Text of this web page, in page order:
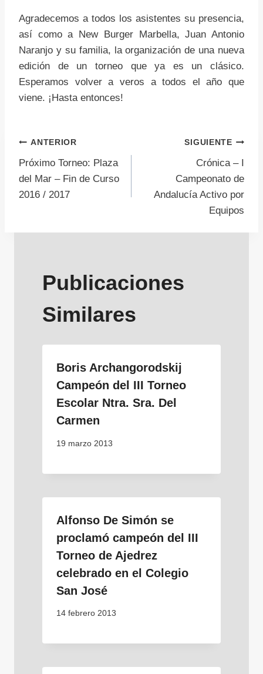
Agradecemos a todos los asistentes su presencia,
así como a New Burger Marbella, Juan Antonio
Naranjo y su familia, la organización de una nueva
edición de un torneo que ya es un clásico.
Esperamos volver a veros a todos el año que
viene. ¡Hasta entonces!
Navegación
de
ANTERIOR
Próximo Torneo: Plaza
del Mar – Fin de Curso
2016 / 2017
SIGUIENTE
Crónica – I
Campeonato de
Andalucía Activo por
Equipos
Publicaciones
Similares
Boris Archangorodskij
Campeón del III Torneo
Escolar Ntra. Sra. Del
Carmen
19 marzo 2013
Alfonso De Simón se
proclamó campeón del III
Torneo de Ajedrez
celebrado en el Colegio
San José
14 febrero 2013